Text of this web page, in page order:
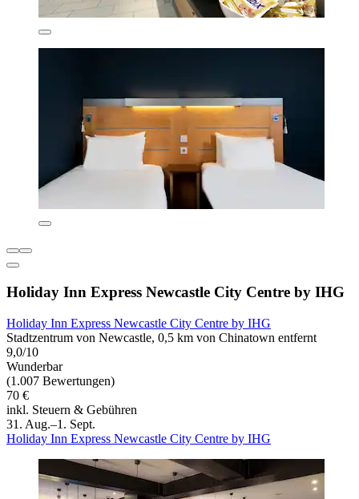
Holiday Inn Express Newcastle City Centre by IHG
Holiday Inn Express Newcastle City Centre by IHG
Stadtzentrum von Newcastle, 0,5 km von Chinatown entfernt
9,0/10
Wunderbar
(1.007 Bewertungen)
70 €
inkl. Steuern & Gebühren
31. Aug.–1. Sept.
Holiday Inn Express Newcastle City Centre by IHG